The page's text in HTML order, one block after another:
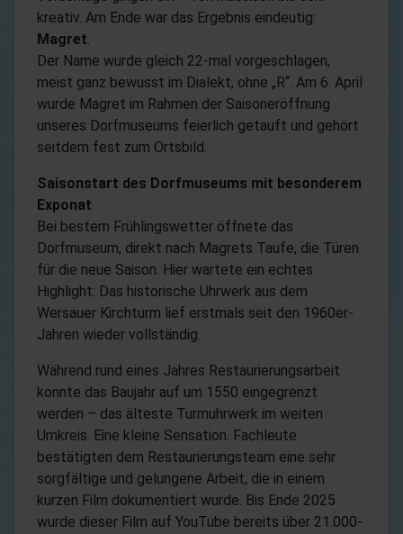
kreativ. Am Ende war das Ergebnis eindeutig:
Magret.
Der Name wurde gleich 22-mal vorgeschlagen,
meist ganz bewusst im Dialekt, ohne „R“. Am 6. April
wurde Magret im Rahmen der Saisoneröffnung
unseres Dorfmuseums feierlich getauft und gehört
seitdem fest zum Ortsbild.
Saisonstart des Dorfmuseums mit besonderem
Exponat
Bei bestem Frühlingswetter öffnete das
Dorfmuseum, direkt nach Magrets Taufe, die Türen
für die neue Saison. Hier wartete ein echtes
Highlight: Das historische Uhrwerk aus dem
Wersauer Kirchturm lief erstmals seit den 1960er-
Jahren wieder vollständig.
Während rund eines Jahres Restaurierungsarbeit
konnte das Baujahr auf um 1550 eingegrenzt
werden – das älteste Turmuhrwerk im weiten
Umkreis. Eine kleine Sensation. Fachleute
bestätigten dem Restaurierungsteam eine sehr
sorgfältige und gelungene Arbeit, die in einem
kurzen Film dokumentiert wurde. Bis Ende 2025
wurde dieser Film auf YouTube bereits über 21.000-